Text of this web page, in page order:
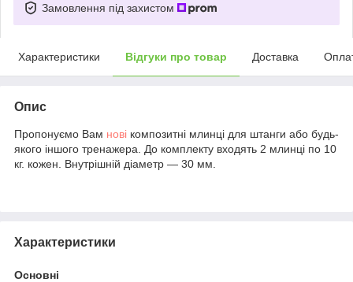
Замовлення під захистом
Характеристики Відгуки про товар Доставка
Опис
Пропонуємо Вам нові композитні млинці для штанги або будь-
якого іншого тренажера. До комплекту входять 2 млинці по 10
кг. кожен. Внутрішній діаметр — 30 мм.
Характеристики
Основні